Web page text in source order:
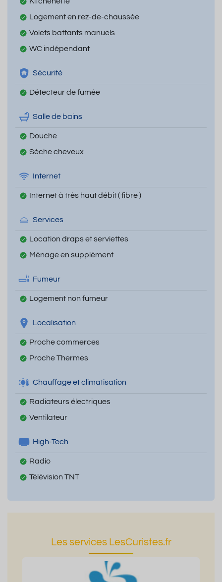
Logement en rez-de-chaussée
Volets battants manuels
WC indépendant
Sécurité
Détecteur de fumée
Salle de bains
Douche
Sèche cheveux
Internet
Internet à très haut débit ( fibre )
Services
Location draps et serviettes
Ménage en supplément
Fumeur
Logement non fumeur
Localisation
Proche commerces
Proche Thermes
Chauffage et climatisation
Radiateurs électriques
Ventilateur
High-Tech
Radio
Télévision TNT
Les services LesCuristes.fr